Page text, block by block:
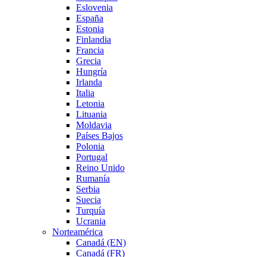
Eslovenia
España
Estonia
Finlandia
Francia
Grecia
Hungría
Irlanda
Italia
Letonia
Lituania
Moldavia
Países Bajos
Polonia
Portugal
Reino Unido
Rumanía
Serbia
Suecia
Turquía
Ucrania
Norteamérica
Canadá (EN)
Canadá (FR)